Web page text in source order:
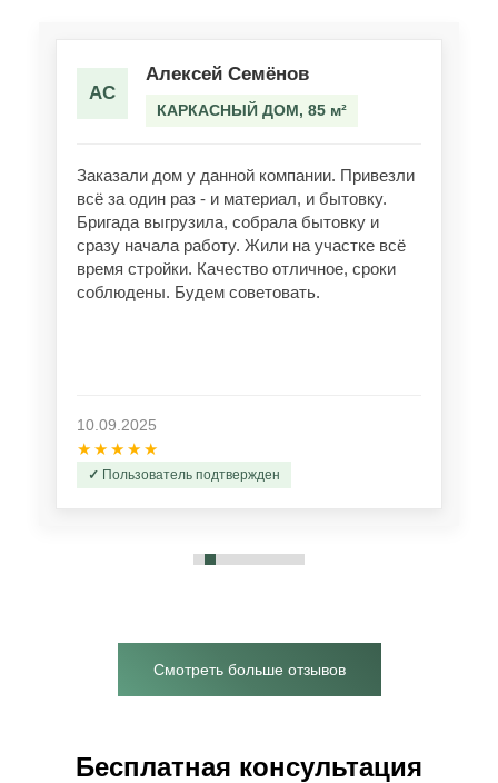
АС
Алексей Семёнов
КАРКАСНЫЙ ДОМ, 85 м²
Заказали дом у данной компании. Привезли
всё за один раз - и материал, и бытовку.
Бригада выгрузила, собрала бытовку и
сразу начала работу. Жили на участке всё
время стройки. Качество отличное, сроки
соблюдены. Будем советовать.
10.09.2025
★★★★★
Пользователь подтвержден
Смотреть больше отзывов
Бесплатная консультация